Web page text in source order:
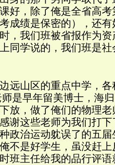
好，除了俺是全省高
成绩是保密的），还
，我们班被省报作为
同学说的，我们班是
山区的重点中学，各
是早年留美博士，海
放，做了俺们的物理
谢这些老师为我们打
政治运动躭误了的五
不是好学生，虽没赶
班主任给我的品行评